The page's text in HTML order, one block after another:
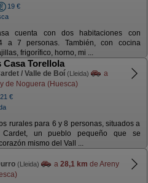
19 €
cuenta con dos habitaciones con
a 7 personas. También, con cocina
frigorífico, horno, mi ...
Torellola
/ Valle de Boí (Lleida)
a
de Noguera (Huesca)
21 €
rurales para 6 y 8 personas, situados a
un pueblo pequeño que se
mismo del Vall ...
(Lleida) a 28,1 km de Areny